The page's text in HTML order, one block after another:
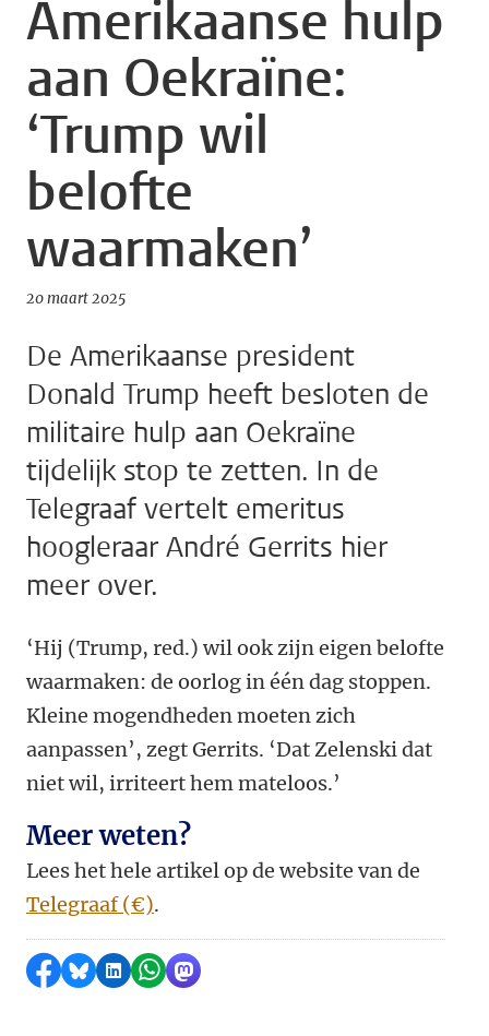
Amerikaanse hulp
aan Oekraïne:
‘Trump wil
belofte
waarmaken’
20 maart 2025
De Amerikaanse president
Donald Trump heeft besloten de
militaire hulp aan Oekraïne
tijdelijk stop te zetten. In de
Telegraaf vertelt emeritus
hoogleraar André Gerrits hier
meer over.
‘Hij (Trump, red.) wil ook zijn eigen belofte
waarmaken: de oorlog in één dag stoppen.
Kleine mogendheden moeten zich
aanpassen’, zegt Gerrits. ‘Dat Zelenski dat
niet wil, irriteert hem mateloos.’
Meer weten?
Lees het hele artikel op de website van de
Telegraaf (€).
Delen op Facebook
Delen via Bluesky
Delen op LinkedIn
Delen via WhatsApp
Delen via Mastodon